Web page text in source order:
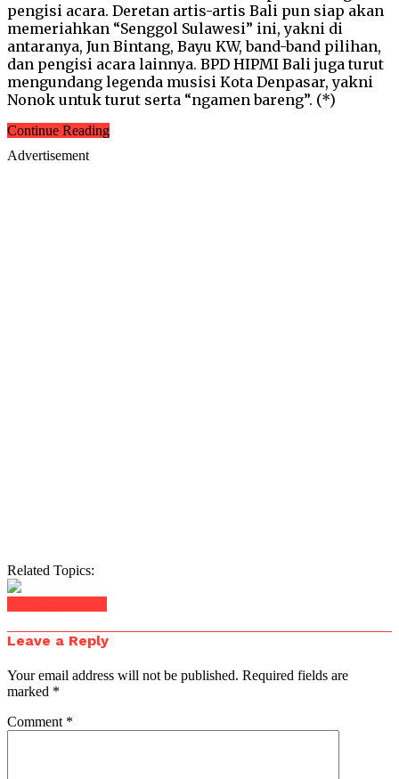
pengisi acara. Deretan artis-artis Bali pun siap akan
memeriahkan “Senggol Sulawesi” ini, yakni di
antaranya, Jun Bintang, Bayu KW, band-band pilihan,
dan pengisi acara lainnya. BPD HIPMI Bali juga turut
mengundang legenda musisi Kota Denpasar, yakni
Nonok untuk turut serta “ngamen bareng”. (*)
Continue Reading
Advertisement
Related Topics:
Leave a Reply
Your email address will not be published. Required fields are
marked *
Comment *